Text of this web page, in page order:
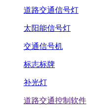
道路交通信号灯
太阳能信号灯
交通信号机
标志标牌
补光灯
道路交通控制软件